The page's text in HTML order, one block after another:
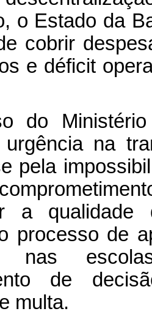
o Estado da
cobrir
e déficit
do
na
pela
a qualidade
processo de
nas
de
multa.